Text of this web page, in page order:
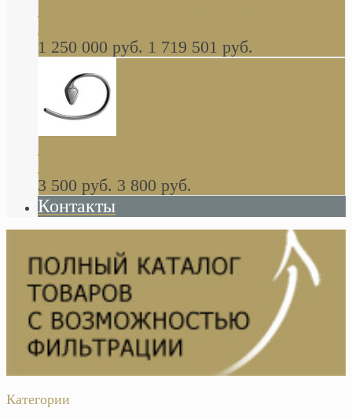
стиле барокко, из массива дерева, светло
коричневый матовый окрас + серебро
1 250 000 руб. 1 719 501 руб.
Khala Colombo аксессуары (серия) В
НАЛИЧИИ
3 500 руб. 3 800 руб.
Контакты
Категории